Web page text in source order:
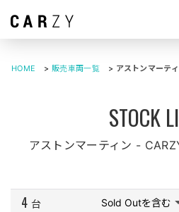
HOME > 販売車両一覧 > アストンマーテ
アストンマーティン -
4 台 Sold Outを含む